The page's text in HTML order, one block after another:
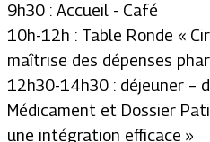
9h30 : Accueil - Café
10h-12h : Table Ronde «
maîtrise des dépenses
12h30-14h30 : déjeuner –
Médicament et Dossier
une intégration efficace »